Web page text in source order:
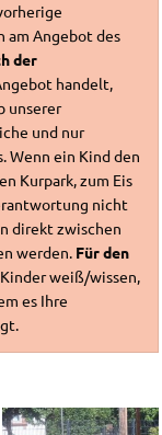
am Angebot des
der
handelt,
unserer
und nur
Wenn ein Kind den
Kurpark, zum Eis
nicht
direkt zwischen
werden. Für den
weiß/wissen,
es Ihre